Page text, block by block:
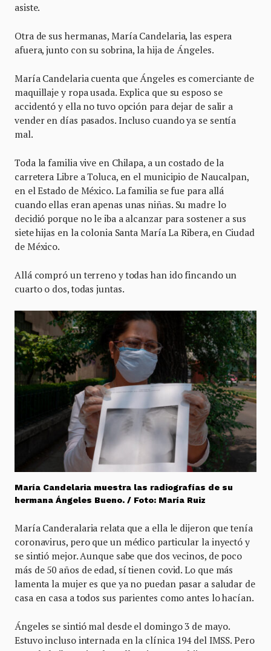
asiste.
Otra de sus hermanas, María Candelaria, las espera
afuera, junto con su sobrina, la hija de Ángeles.
María Candelaria cuenta que Ángeles es comerciante de
maquillaje y ropa usada. Explica que su esposo se
accidentó y ella no tuvo opción para dejar de salir a
vender en días pasados. Incluso cuando ya se sentía
mal.
Toda la familia vive en Chilapa, a un costado de la
carretera Libre a Toluca, en el municipio de Naucalpan,
en el Estado de México. La familia se fue para allá
cuando ellas eran apenas unas niñas. Su madre lo
decidió porque no le iba a alcanzar para sostener a sus
siete hijas en la colonia Santa María La Ribera, en Ciudad
de México.
Allá compró un terreno y todas han ido fincando un
cuarto o dos, todas juntas.
María Candelaria muestra las radiografías de su
hermana Ángeles Bueno. / Foto: María Ruiz
María Canderalaria relata que a ella le dijeron que tenía
coronavirus, pero que un médico particular la inyectó y
se sintió mejor. Aunque sabe que dos vecinos, de poco
más de 50 años de edad, sí tienen covid. Lo que más
lamenta la mujer es que ya no puedan pasar a saludar de
casa en casa a todos sus parientes como antes lo hacían.
Ángeles se sintió mal desde el domingo 3 de mayo.
Estuvo incluso internada en la clínica 194 del IMSS. Pero